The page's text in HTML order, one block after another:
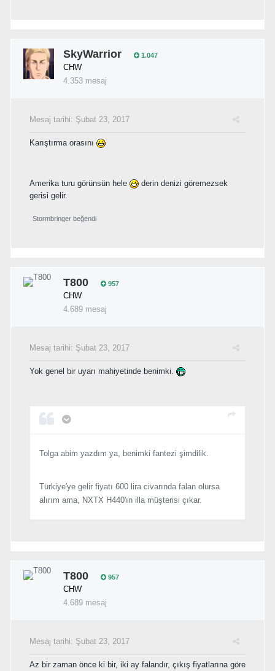
SkyWarrior 1.047
CHW
4.353 mesaj
Mesaj tarihi: Şubat 23, 2017
Karıştırma orasını
Amerika turu görünsün hele
derin denizi göremezsek
gerisi gelir.
Stormbringer beğendi
T800 957
CHW
4.689 mesaj
Mesaj tarihi: Şubat 23, 2017
Yok genel bir uyarı mahiyetinde benimki.
Tolga abim yazdım ya, benimki fantezi şimdilik.
Türkiye'ye gelir fiyatı 600 lira civarında falan olursa
alırım ama, NXTX H440'ın illa müşterisi çıkar.
T800 957
CHW
4.689 mesaj
Mesaj tarihi: Şubat 23, 2017
Az bir zaman önce ki bir, iki ay falandır, çıkış fiyatlarına göre